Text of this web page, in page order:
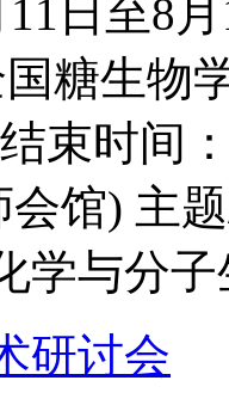
日至8
国糖生物
束时间
会馆) 主
学与分
研讨会